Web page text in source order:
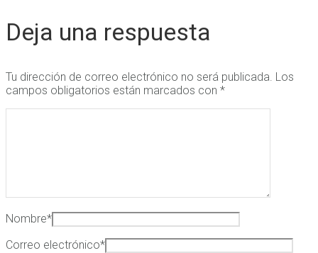
Deja una respuesta
Tu dirección de correo electrónico no será publicada. Los
campos obligatorios están marcados con *
Nombre*
Correo electrónico*